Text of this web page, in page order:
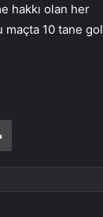
hakkı olan her
maçta 10 tane gol
Yazdır